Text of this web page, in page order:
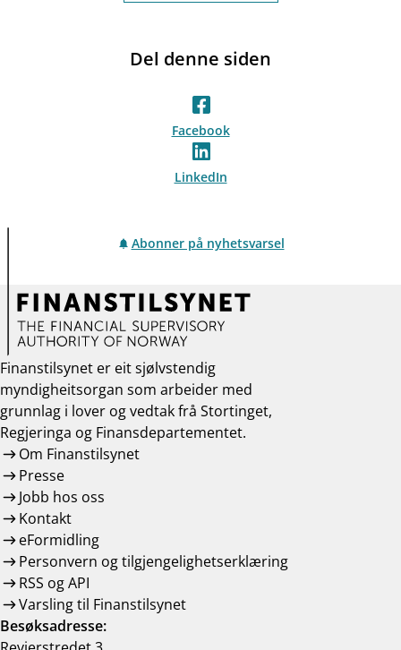
Del denne siden
Facebook
LinkedIn
Abonner på nyhetsvarsel
Finanstilsynet er eit sjølvstendig
myndigheitsorgan som arbeider med
grunnlag i lover og vedtak frå Stortinget,
Regjeringa og Finansdepartementet.
Om Finanstilsynet
Presse
Jobb hos oss
Kontakt
eFormidling
Personvern og tilgjengelighetserklæring
RSS og API
Varsling til Finanstilsynet
Besøksadresse: